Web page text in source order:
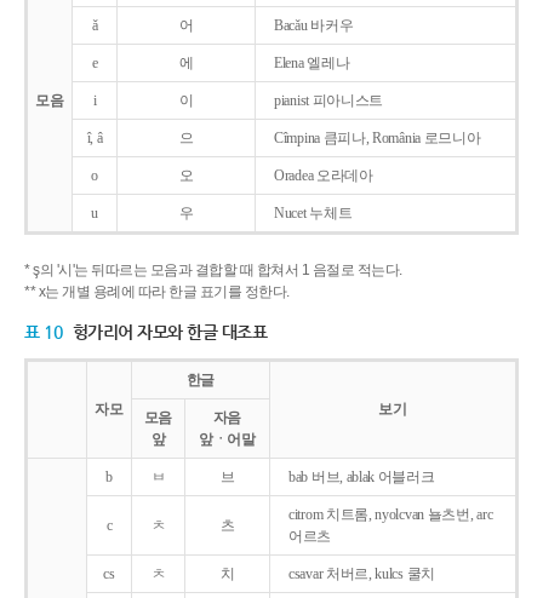
모음
ǎ 어 Bacǎu 바커우
e 에 Elena 엘레나
i 이 pianist 피아니스트
î, â 으 Cîmpina 큼피나, România 로므니아
o 오 Oradea 오라데아
u 우 Nucet 누체트
* ş의 '시'는 뒤따르는 모음과 결합할 때 합쳐서 1 음절로 적는다.
** x는 개별 용례에 따라 한글 표기를 정한다.
표 10 헝가리어 자모와 한글 대조표
자모
한글
보기
모음
앞
자음
앞ㆍ어말
b ㅂ 브 bab 버브, ablak 어블러크
c ㅊ 츠
citrom 치트롬, nyolcvan 뇰츠번, arc
어르츠
cs ㅊ 치 csavar 처버르, kulcs 쿨치